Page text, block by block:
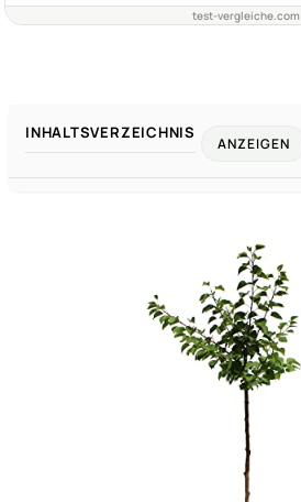
test-vergleiche.com
INHALTSVERZEICHNIS
ANZEIGEN